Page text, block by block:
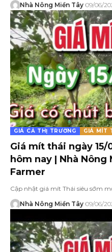
Nhà Nông Miền Tây 09/06/
GIÁ CẢ THỊ TRƯỜNG GIÁ MÍT
Giá mít thái ngày
hôm nay | Nhà Nông
Farmer
Cập nhật giá mít Thái siêu sớm
Nhà Nông Miền Tây 09/06/